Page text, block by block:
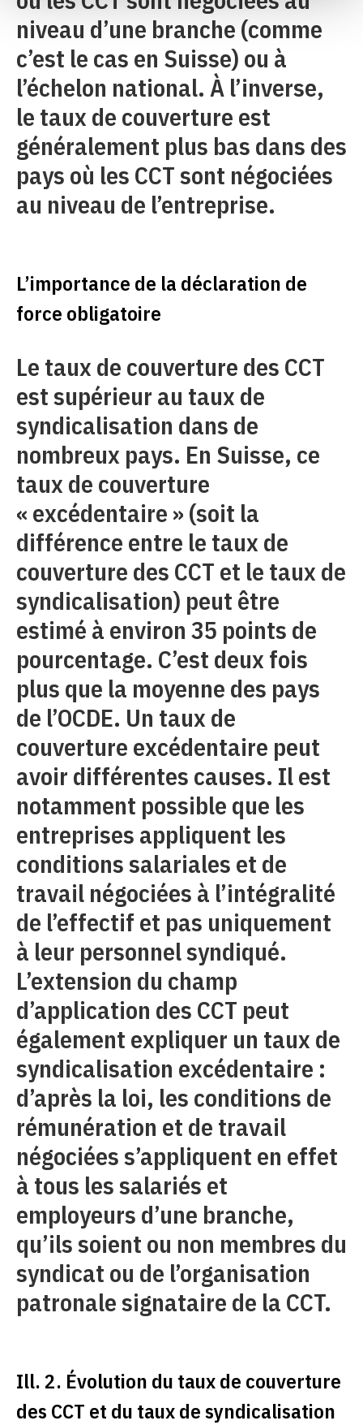
niveau d’une branche (comme
c’est le cas en Suisse) ou à
l’échelon national. À l’inverse,
le taux de couverture est
généralement plus bas dans des
pays où les CCT sont négociées
au niveau de l’entreprise.
L’importance de la déclaration de
force obligatoire
Le taux de couverture des CCT
est supérieur au taux de
syndicalisation dans de
nombreux pays. En Suisse, ce
taux de couverture
« excédentaire » (soit la
différence entre le taux de
couverture des CCT et le taux de
syndicalisation) peut être
estimé à environ 35 points de
pourcentage. C’est deux fois
plus que la moyenne des pays
de l’OCDE. Un taux de
couverture excédentaire peut
avoir différentes causes. Il est
notamment possible que les
entreprises appliquent les
conditions salariales et de
travail négociées à l’intégralité
de l’effectif et pas uniquement
à leur personnel syndiqué.
L’extension du champ
d’application des CCT peut
également expliquer un taux de
syndicalisation excédentaire :
d’après la loi, les conditions de
rémunération et de travail
négociées s’appliquent en effet
à tous les salariés et
employeurs d’une branche,
qu’ils soient ou non membres du
syndicat ou de l’organisation
patronale signataire de la CCT.
Ill. 2. Évolution du taux de couverture
des CCT et du taux de syndicalisation